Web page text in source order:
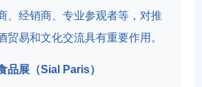
、经销商、专业参观者等，对推
贸易和文化交流具有重要作用。
品展（Sial Paris）